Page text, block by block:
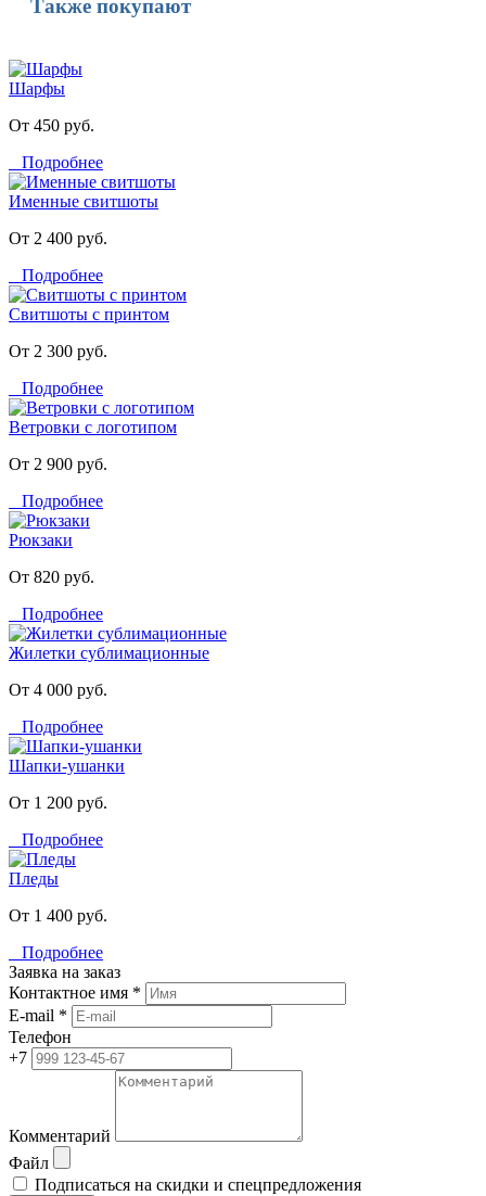
Также покупают
Шарфы
От 450 руб.
Подробнее
Именные свитшоты
От 2 400 руб.
Подробнее
Свитшоты с принтом
От 2 300 руб.
Подробнее
Ветровки с логотипом
От 2 900 руб.
Подробнее
Рюкзаки
От 820 руб.
Подробнее
Жилетки сублимационные
От 4 000 руб.
Подробнее
Шапки-ушанки
От 1 200 руб.
Подробнее
Пледы
От 1 400 руб.
Подробнее
Заявка на заказ
Контактное имя *
E-mail *
Телефон
+7
Комментарий
Файл
Подписаться на скидки и спецпредложения